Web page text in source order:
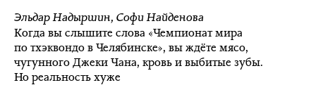
Эльдар Надыршин, Софи Найденова
Когда вы слышите слова «Чемпионат мира
по тхэквондо в Челябинске», вы ждёте мясо,
чугунного Джеки Чана, кровь и выбитые зубы.
Но реальность хуже